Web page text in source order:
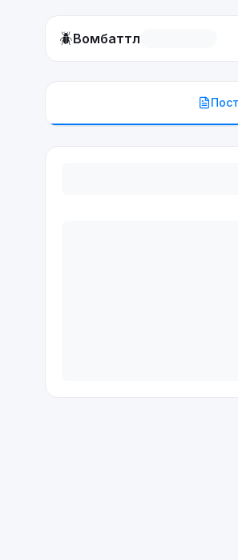
🪲Вомбаттл